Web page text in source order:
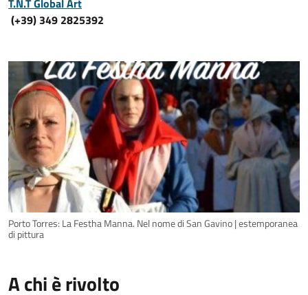
T.N.T Global Art
(+39) 349 2825392
Porto Torres: La Festha Manna. Nel nome di San Gavino | estemporanea
di pittura
A chi è rivolto